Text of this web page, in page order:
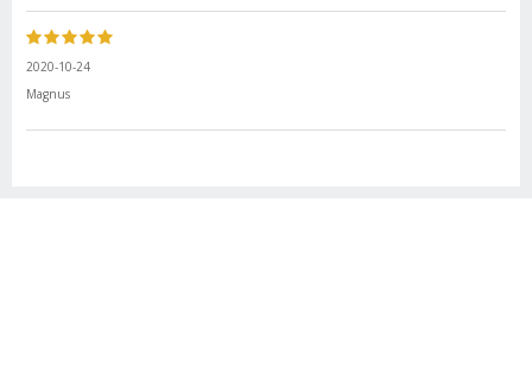
2020-10-24
Magnus